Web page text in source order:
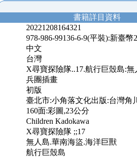
書籍詳目資料
20221208164321
978-986-99136-6-9(平裝):新臺幣
中文
台灣
X尋寶探險隊..17.航行巨殼島:
兵團插畫
初版
臺北市:小角落文化出版:台灣角
160面:彩圖,23公分
Children Kadokawa
X尋寶探險隊 ;;17
無人島.華南海盜.海洋巨獸
航行巨殼島